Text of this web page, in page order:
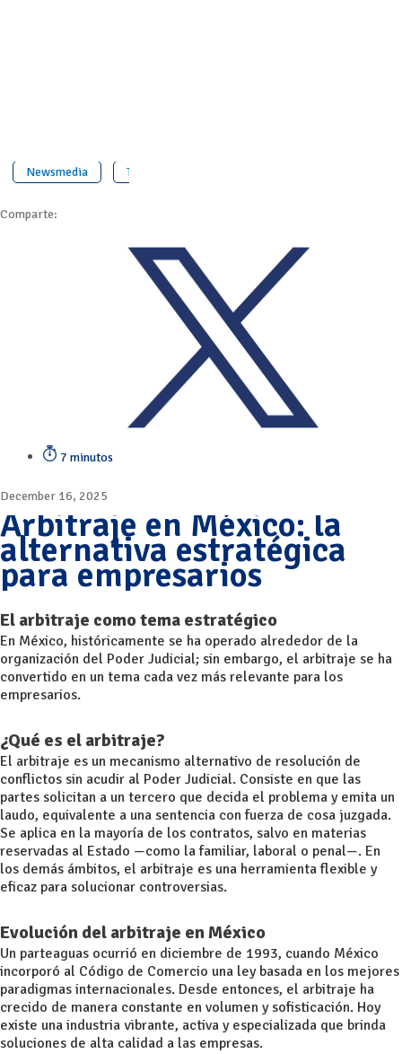
Newsmedia Tendencias
Comparte:
7 minutos
December 16, 2025
Arbitraje en México: la
alternativa estratégica
para empresarios
El arbitraje como tema estratégico
En México, históricamente se ha operado alrededor de la
organización del Poder Judicial; sin embargo, el arbitraje se ha
convertido en un tema cada vez más relevante para los
empresarios.
¿Qué es el arbitraje?
El arbitraje es un mecanismo alternativo de resolución de
conflictos sin acudir al Poder Judicial. Consiste en que las
partes solicitan a un tercero que decida el problema y emita un
laudo, equivalente a una sentencia con fuerza de cosa juzgada.
Se aplica en la mayoría de los contratos, salvo en materias
reservadas al Estado —como la familiar, laboral o penal—. En
los demás ámbitos, el arbitraje es una herramienta flexible y
eficaz para solucionar controversias.
Evolución del arbitraje en México
Un parteaguas ocurrió en diciembre de 1993, cuando México
incorporó al Código de Comercio una ley basada en los mejores
paradigmas internacionales. Desde entonces, el arbitraje ha
crecido de manera constante en volumen y sofisticación. Hoy
existe una industria vibrante, activa y especializada que brinda
soluciones de alta calidad a las empresas.